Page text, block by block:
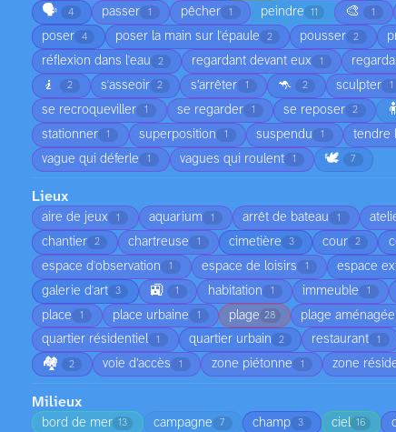
🗣️ 4 passer 1 pêcher 1 peindre 11 🎨 1
poser 4 poser la main sur l'épaule 2 pousser 2
réflexion dans l'eau 2 regardant devant eux 1
🧎 2 s'asseoir 2 s’arrêter 1 🦘 2 sculpter 1
se recroqueviller 1 se regarder 1 se reposer 2
stationner 1 superposition 1 suspendu 1 tendre
vague qui déferle 1 vagues qui roulent 1 🕊️ 7
Lieux
aire de jeux 1 aquarium 1 arrêt de bateau 1
chantier 2 chartreuse 1 cimetière 3 cour 2
espace d'observation 1 espace de loisirs 1 espace
galerie d'art 3 🚉 1 habitation 1 immeuble 1
place 1 place urbaine 1 plage 28 plage aménagée
quartier résidentiel 1 quartier urbain 2 restaurant 1
🏘️ 2 voie d’accès 1 zone piétonne 1 zone
Milieux
bord de mer 13 campagne 7 champ 3 ciel 16